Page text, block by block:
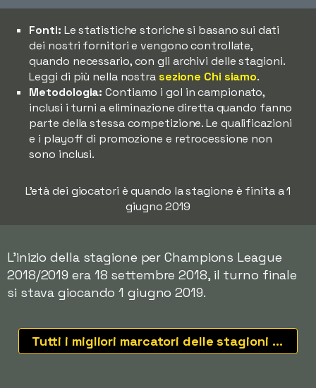
Fonti: Le statistiche storiche si basano sui dati
dei nostri fornitori e vengono controllate,
quando necessario, con gli archivi delle stagioni.
Leggi di più nella nostra sezione Chi siamo.
Metodologia: Contiamo i gol in campionato,
inclusi i turni a eliminazione diretta quando fanno
parte della stessa competizione. Le qualificazioni
e i playoff di promozione e retrocessione non
sono inclusi.
L'età dei giocatori è quando la stagione è finita a 1
giugno 2019
L'inizio della stagione per Champions League
2018/2019 era 18 settembre 2018, il turno finale
si stava giocando 1 giugno 2019.
Tutti i migliori marcatori delle stagioni recenti